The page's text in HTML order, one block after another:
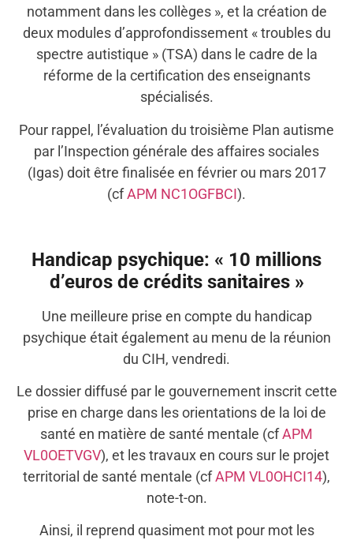
notamment dans les collèges », et la création de
deux modules d’approfondissement « troubles du
spectre autistique » (TSA) dans le cadre de la
réforme de la certification des enseignants
spécialisés.
Pour rappel, l’évaluation du troisième Plan autisme
par l’Inspection générale des affaires sociales
(Igas) doit être finalisée en février ou mars 2017
(cfAPM NC1OGFBCI).
Handicap psychique: « 10 millions
d’euros de crédits sanitaires »
Une meilleure prise en compte du handicap
psychique était également au menu de la réunion
du CIH, vendredi.
Le dossier diffusé par le gouvernement inscrit cette
prise en charge dans les orientations de la loi de
santé en matière de santé mentale (cfAPM
VL0OETVGV), et les travaux en cours sur le projet
territorial de santé mentale (cfAPM VL0OHCI14),
note-t-on.
Ainsi, il reprend quasiment mot pour mot les